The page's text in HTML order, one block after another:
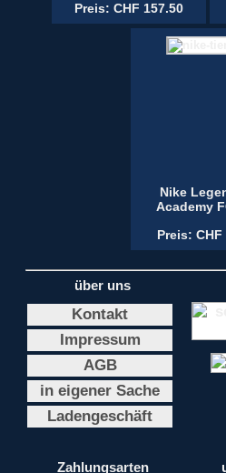
Preis: CHF 157.50
Nike
Academy
Preis: CHF
über uns
Kontakt
Impressum
AGB
in eigener Sache
Ladengeschäft
Zahlungsarten